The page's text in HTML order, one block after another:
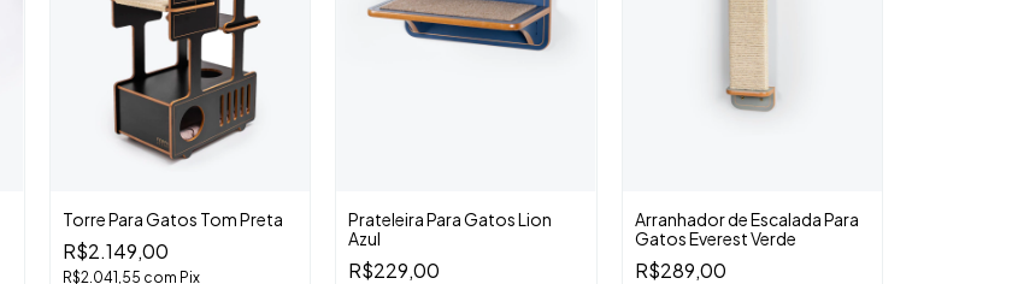
Torre Para Gatos Tom Preta
R$2.149,00
R$2.041,55 com Pix
Prateleira Para Gatos Lion
Azul
R$229,00
Arranhador de Escalada Para
Gatos Everest Verde
R$289,00